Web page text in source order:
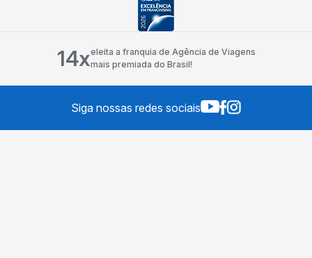
14xeleita a franquia de Agência de Viagens
mais premiada do Brasil!
Siga nossas redes sociais